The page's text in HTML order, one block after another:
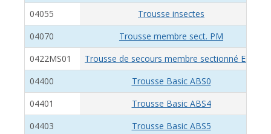
04055
Trousse insectes
04070
Trousse membre sect. PM
0422MS01
Trousse de secours membre sectionné ECO
04400
Trousse Basic ABS0
04401
Trousse Basic ABS4
04403
Trousse Basic ABS5